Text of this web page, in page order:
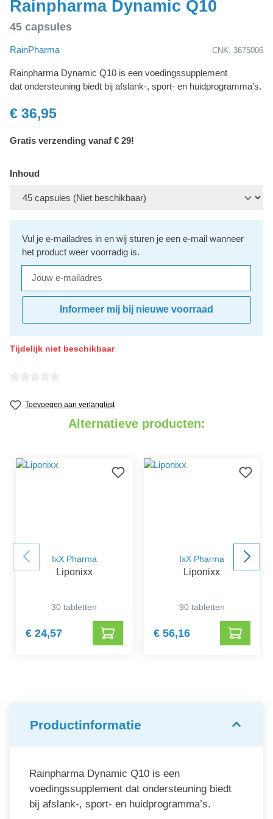
Rainpharma Dynamic Q10
45 capsules
RainPharma CNK: 3675006
Rainpharma Dynamic Q10 is een voedingssupplement
dat ondersteuning biedt bij afslank-, sport- en huidprogramma’s.
€ 36,95
Gratis verzending vanaf € 29!
Inhoud
Vul je e-mailadres in en wij sturen je een e-mail wanneer
het product weer voorradig is.
Informeer mij bij nieuwe voorraad
Tijdelijk niet beschikbaar
Toevoegen aan verlanglijst
Alternatieve producten:
IxX Pharma
Liponixx
30 tabletten
€ 24,57
IxX Pharma
Liponixx
90 tabletten
€ 56,16
Productinformatie
Rainpharma Dynamic Q10 is een
voedingssupplement dat ondersteuning biedt
bij afslank-, sport- en huidprogramma’s.